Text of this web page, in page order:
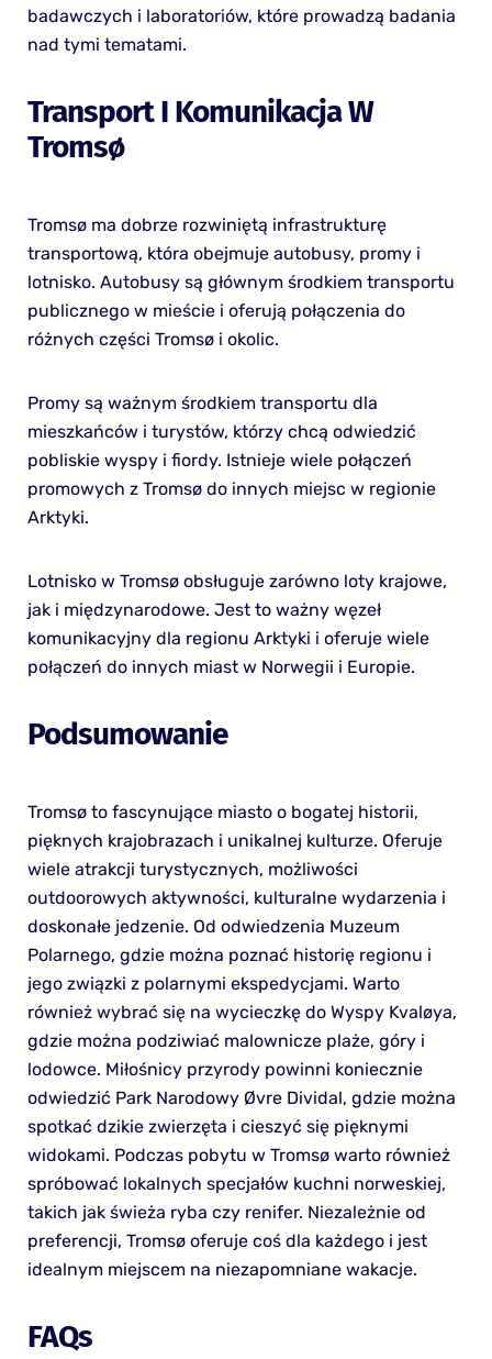
badawczych i laboratoriów, które prowadzą badania
nad tymi tematami.
Transport I Komunikacja W
Tromsø
Tromsø ma dobrze rozwiniętą infrastrukturę
transportową, która obejmuje autobusy, promy i
lotnisko. Autobusy są głównym środkiem transportu
publicznego w mieście i oferują połączenia do
różnych części Tromsø i okolic.
Promy są ważnym środkiem transportu dla
mieszkańców i turystów, którzy chcą odwiedzić
pobliskie wyspy i fiordy. Istnieje wiele połączeń
promowych z Tromsø do innych miejsc w regionie
Arktyki.
Lotnisko w Tromsø obsługuje zarówno loty krajowe,
jak i międzynarodowe. Jest to ważny węzeł
komunikacyjny dla regionu Arktyki i oferuje wiele
połączeń do innych miast w Norwegii i Europie.
Podsumowanie
Tromsø to fascynujące miasto o bogatej historii,
pięknych krajobrazach i unikalnej kulturze. Oferuje
wiele atrakcji turystycznych, możliwości
outdoorowych aktywności, kulturalne wydarzenia i
doskonałe jedzenie. Od odwiedzenia Muzeum
Polarnego, gdzie można poznać historię regionu i
jego związki z polarnymi ekspedycjami. Warto
również wybrać się na wycieczkę do Wyspy Kvaløya,
gdzie można podziwiać malownicze plaże, góry i
lodowce. Miłośnicy przyrody powinni koniecznie
odwiedzić Park Narodowy Øvre Dividal, gdzie można
spotkać dzikie zwierzęta i cieszyć się pięknymi
widokami. Podczas pobytu w Tromsø warto również
spróbować lokalnych specjałów kuchni norweskiej,
takich jak świeża ryba czy renifer. Niezależnie od
preferencji, Tromsø oferuje coś dla każdego i jest
idealnym miejscem na niezapomniane wakacje.
FAQs